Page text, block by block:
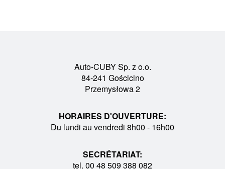
Auto-CUBY Sp. z o.o.
84-241 Gościcino
Przemysłowa 2
HORAIRES D'OUVERTURE:
Du lundi au vendredi 8h00 - 16h00
SECRÉTARIAT:
tel. 00 48 509 388 082